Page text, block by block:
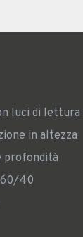
luci di lettura
in altezza
profondità
60/40